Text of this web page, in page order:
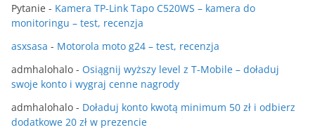
Pytanie - Kamera TP-Link Tapo C520WS – kamera do
monitoringu – test, recenzja
asxsasa - Motorola moto g24 – test, recenzja
admhalohalo - Osiągnij wyższy level z T-Mobile – doładuj
swoje konto i wygraj cenne nagrody
admhalohalo - Doładuj konto kwotą minimum 50 zł i odbierz
dodatkowe 20 zł w prezencie